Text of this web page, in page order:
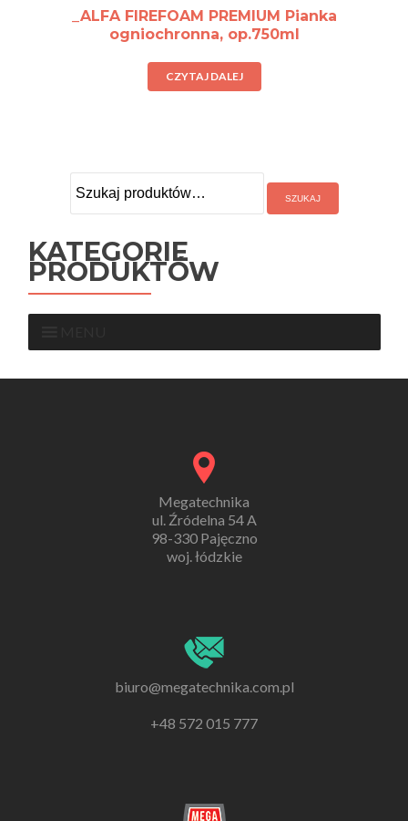
_ALFA FIREFOAM PREMIUM Pianka
ogniochronna, op.750ml
CZYTAJ DALEJ
KATEGORIE
PRODUKTÓW
Megatechnika
ul. Źródelna 54 A
98-330 Pajęczno
woj. łódzkie
biuro@megatechnika.com.pl
+48 572 015 777